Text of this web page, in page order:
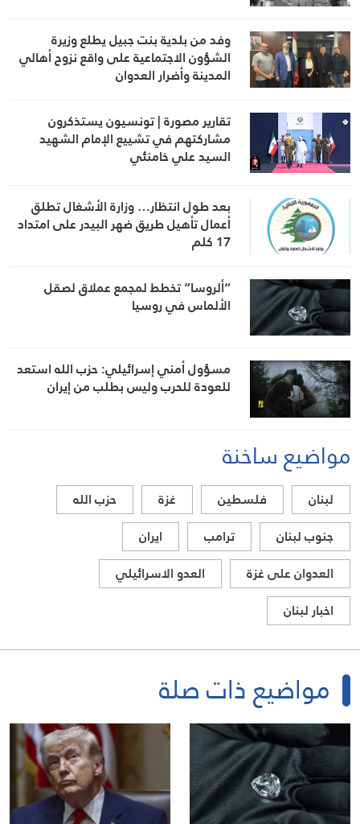
وفد من بلدية بنت جبيل يطلع وزيرة
الشؤون الاجتماعية على واقع نزوح أهالي
المدينة وأضرار العدوان
تقارير مصورة | تونسيون يستذكرون
مشاركتهم في تشييع الإمام الشهيد
السيد علي خامنئي
بعد طول انتظار… وزارة الأشغال تطلق
أعمال تأهيل طريق ضهر البيدر على امتداد
17 كلم
“ألروسا” تخطط لمجمع عملاق لصقل
الألماس في روسيا
مسؤول أمني إسرائيلي: حزب الله استعد
للعودة للحرب وليس بطلب من إيران
مواضيع ساخنة
لبنان فلسطين غزة
حزب الله
جنوب لبنان
ترامب
ايران
العدوان على غزة
العدو الاسرائيلي
اخبار لبنان
مواضيع ذات صلة